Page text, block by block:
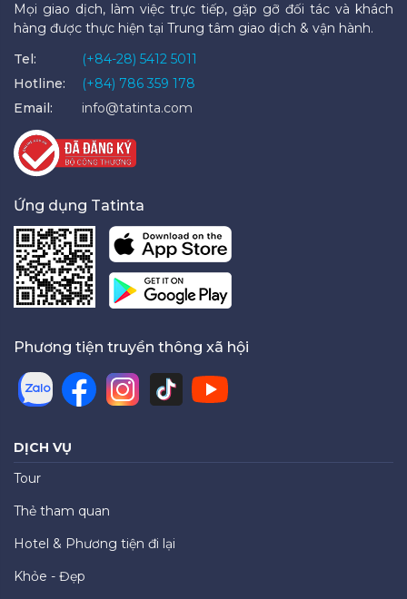
Mọi giao dịch, làm việc trực tiếp, gặp gỡ đối tác và khách
hàng được thực hiện tại Trung tâm giao dịch & vận hành.
Tel:
(+84-28) 5412 5011
Hotline:
(+84) 786 359 178
Email:
info@tatinta.com
Ứng dụng Tatinta
Phương tiện truyền thông xã hội
DỊCH VỤ
Tour
Thẻ tham quan
Hotel & Phương tiện đi lại
Khỏe - Đẹp